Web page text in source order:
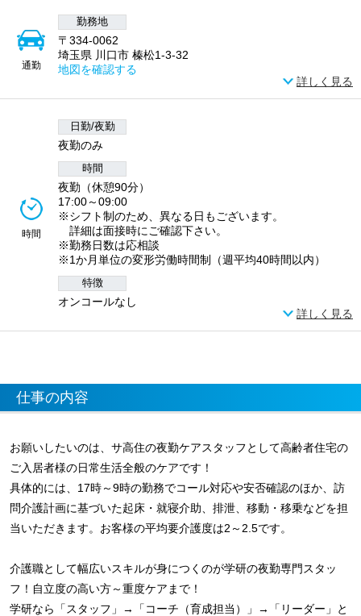
通勤
勤務地
〒334-0062
埼玉県 川口市 榛松1-3-32
地図を確認する
詳しく見る
時間
日勤/夜勤
夜勤のみ
時間
夜勤（休憩90分）
17:00～09:00
※シフト制のため、異なる日もございます。
詳細は面接時にご確認下さい。
※勤務日数は応相談
※1か月単位の変形労働時間制（週平均40時間以内）
特徴
オンコールなし
詳しく見る
仕事の内容
お願いしたいのは、サ高住の夜勤ケアスタッフとして高齢者住宅の
ご入居者様の日常生活全般のケアです！
具体的には、17時～9時の勤務でコール対応や安否確認のほか、訪
問介護計画に基づいた起床・就寝介助、排泄、移動・移乗などを担
当いただきます。お客様の平均要介護度は2～2.5です。
介護職として幅広いスキルが身につくのが学研の夜勤専門スタッ
フ！自立度の高い方～重度ケアまで！
学研なら「スタッフ」→「コーチ（育成担当）」→「リーダー」と